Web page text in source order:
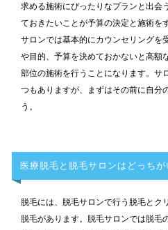
求める施術にぴったりなプランと出会
ておきたいことが予算の決定と施術を
サロンでは基本的にカウンセリングを
や目的、予算を決めておかないと高額
部位の施術を行うことになります。サ
つもありますが、まずはその前に自分
う。
医療脱毛と脱毛サロンはどっちが
脱毛には、脱毛サロンで行う脱毛とク
脱毛があります。脱毛サロンでは脱毛